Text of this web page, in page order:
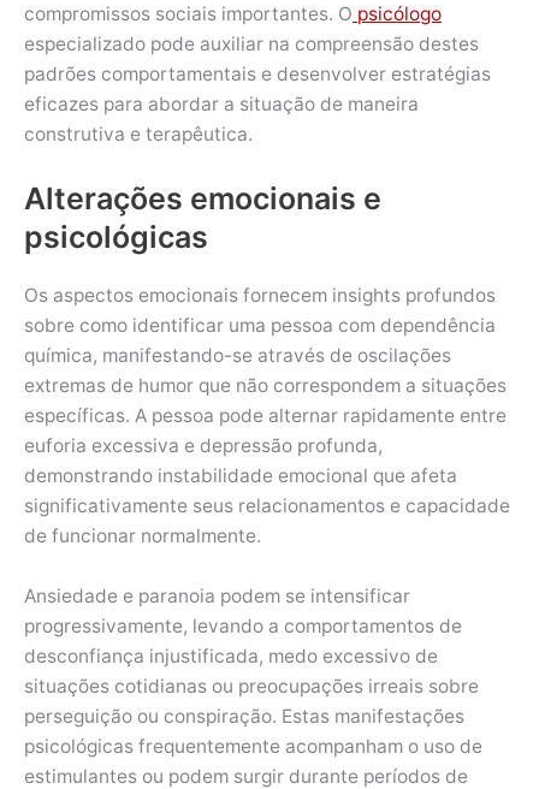
compromissos sociais importantes. O psicólogo
especializado pode auxiliar na compreensão destes
padrões comportamentais e desenvolver estratégias
eficazes para abordar a situação de maneira
construtiva e terapêutica.
Alterações emocionais e
psicológicas
Os aspectos emocionais fornecem insights profundos
sobre como identificar uma pessoa com dependência
química, manifestando-se através de oscilações
extremas de humor que não correspondem a situações
específicas. A pessoa pode alternar rapidamente entre
euforia excessiva e depressão profunda,
demonstrando instabilidade emocional que afeta
significativamente seus relacionamentos e capacidade
de funcionar normalmente.
Ansiedade e paranoia podem se intensificar
progressivamente, levando a comportamentos de
desconfiança injustificada, medo excessivo de
situações cotidianas ou preocupações irreais sobre
perseguição ou conspiração. Estas manifestações
psicológicas frequentemente acompanham o uso de
estimulantes ou podem surgir durante períodos de